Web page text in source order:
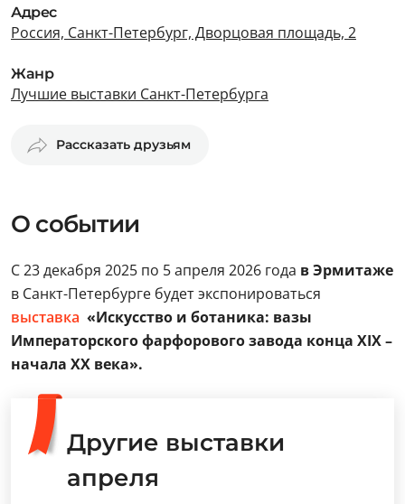
Адрес
Россия, Санкт-Петербург, Дворцовая площадь, 2
Жанр
Лучшие выставки Санкт-Петербурга
Рассказать друзьям
О событии
С 23 декабря 2025 по 5 апреля 2026 года в Эрмитаже
в Санкт-Петербурге будет экспонироваться
выставка «Искусство и ботаника: вазы
Императорского фарфорового завода конца XIX –
начала XX века».
Другие выставки
апреля